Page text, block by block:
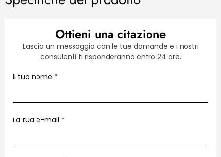
Ottieni una citazione
Lascia un messaggio con le tue domande e i nostri
consulenti ti risponderanno entro 24 ore.
Il tuo nome *
La tua e-mail *